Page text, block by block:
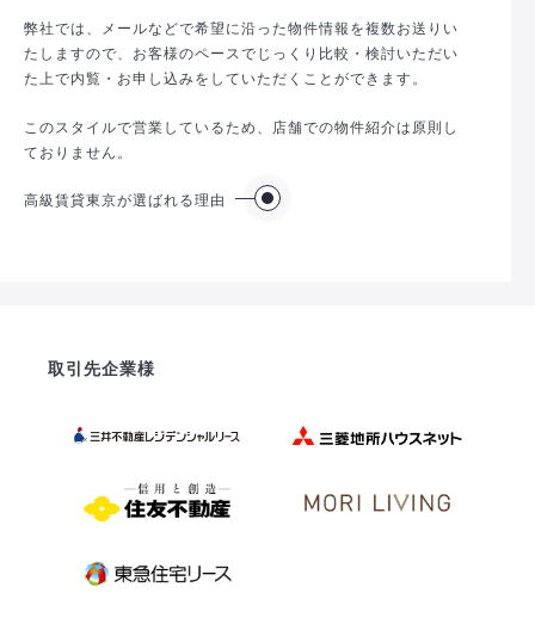
弊社では、メールなどで希望に沿った物件情報を複数お送りい
たしますので、お客様のペースでじっくり比較・検討いただい
た上で内覧・お申し込みをしていただくことができます。
このスタイルで営業しているため、店舗での物件紹介は原則し
ておりません。
高級賃貸東京が選ばれる理由
取引先企業様